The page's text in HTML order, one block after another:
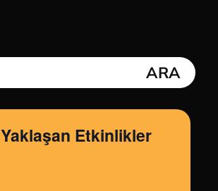
Yaklaşan Etkinlikler